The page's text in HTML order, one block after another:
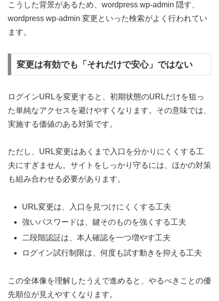
こうした背景があるため、wordpress wp-admin 隠す、
wordpress wp-admin 変更といった検索がよく行われてい
ます。
変更は有効でも「それだけで安心」ではない
ログインURLを変更すると、初期状態のURLだけを狙っ
た単純なアクセスを避けやすくなります。その意味では、
実施する価値のある対策です。
ただし、URL変更はあくまで入口を分かりにくくする工
夫にすぎません。サイトをしっかり守るには、ほかの対策
も組み合わせる必要があります。
URL変更は、入口を見つけにくくする工夫
強いパスワードは、鍵そのものを強くする工夫
二段階認証は、本人確認を一つ増やす工夫
ログイン試行制限は、何度も試す動きを抑える工夫
この全体像を理解したうえで進めると、やるべきことの優
先順位が見えやすくなります。